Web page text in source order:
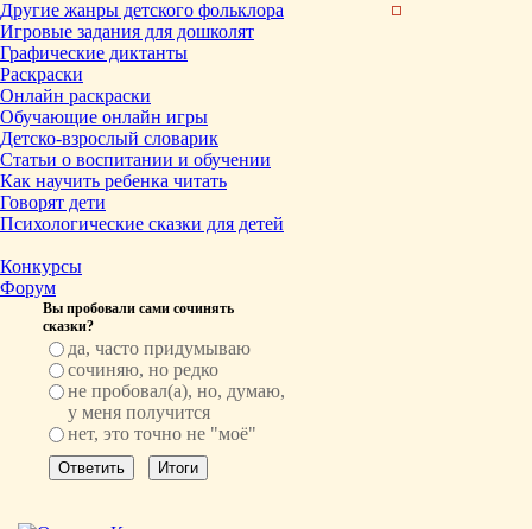
Другие жанры детского фольклора
Игровые задания для дошколят
Графические диктанты
Раскраски
Онлайн раскраски
Обучающие онлайн игры
Детско-взрослый словарик
Статьи о воспитании и обучении
Как научить ребенка читать
Говорят дети
Психологические сказки для детей
Конкурсы
Форум
Вы пробовали сами сочинять
сказки?
да, часто придумываю
сочиняю, но редко
не пробовал(а), но, думаю,
у меня получится
нет, это точно не "моё"